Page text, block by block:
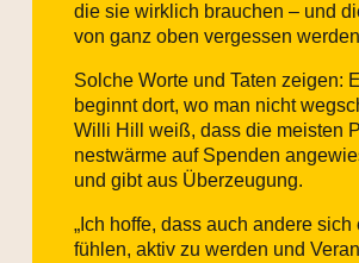
die sie wirklich brauchen – und
von ganz oben vergessen
Solche Worte und Taten zeigen:
beginnt dort, wo man nicht
Willi Hill weiß, dass die meisten
nestwärme auf Spenden
und gibt aus Überzeugung.
„Ich hoffe, dass auch andere sich
fühlen, aktiv zu werden und